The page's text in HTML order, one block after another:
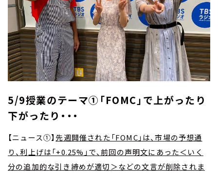
5/9授業のテーマ①「FOMC」で上がったり
下がったり・・・
【ニュース①】 先週開催された「FOMC」は、市場の予想通
り、利上げは「+0.25%」で、前回の声明文にあった＜いく
分の追加的な引き締めが適切＞などの文言が削除されま